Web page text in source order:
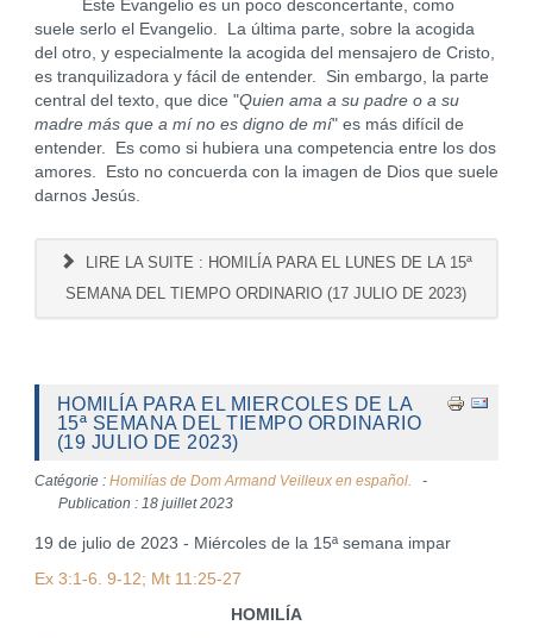
Este Evangelio es un poco desconcertante, como
suele serlo el Evangelio. La última parte, sobre la acogida
del otro, y especialmente la acogida del mensajero de Cristo,
es tranquilizadora y fácil de entender. Sin embargo, la parte
central del texto, que dice "Quien ama a su padre o a su
madre más que a mí no es digno de mí" es más difícil de
entender. Es como si hubiera una competencia entre los dos
amores. Esto no concuerda con la imagen de Dios que suele
darnos Jesús.
LIRE LA SUITE : HOMILÍA PARA EL LUNES DE LA 15ª
SEMANA DEL TIEMPO ORDINARIO (17 JULIO DE 2023)
HOMILÍA PARA EL MIERCOLES DE LA
15ª SEMANA DEL TIEMPO ORDINARIO
(19 JULIO DE 2023)
Catégorie : Homilías de Dom Armand Veilleux en español.
Publication : 18 juillet 2023
19 de julio de 2023 - Miércoles de la 15ª semana impar
Ex 3:1-6. 9-12; Mt 11:25-27
HOMILÍA